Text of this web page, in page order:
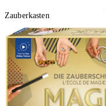
Zauberkasten